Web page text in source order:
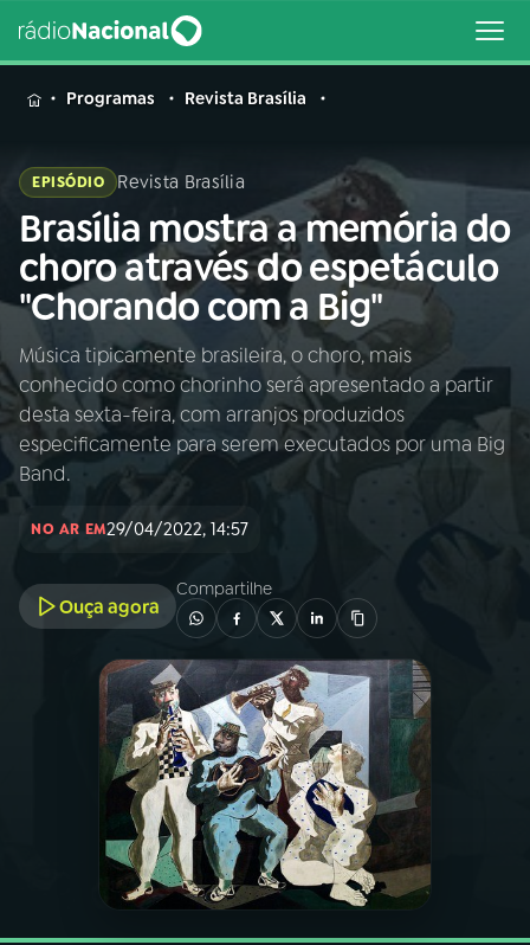
MENU
Buscar
na
Rádio
Nacional
Buscar
AO VIVO
INÍCIO
A RÁDIO
03PROGRAMAÇÃO
PROGRAMAS
PODCASTS
VIDEOCASTS
ÚLTIMAS
Programas Revista Brasília
EPISÓDIO Revista Brasília
Brasília mostra a memória do
choro através do espetáculo
"Chorando com a Big"
Música tipicamente brasileira, o choro, mais
conhecido como chorinho será apresentado a partir
desta sexta-feira, com arranjos produzidos
especificamente para serem executados por uma Big
Band.
NO AR EM29/04/2022, 14:57
Ouça agora
Compartilhe